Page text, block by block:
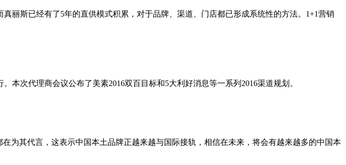
丽斯已经有了5年的直供模式积累，对于品牌、渠道、门店都已形成系统性的方法。1+1营销
本次代理商会议公布了美素2016双百目标和5大利好消息等一系列2016渠道规划。
为其代言，这表示中国本土品牌正越来越与国际接轨，相信在未来，将会有越来越多的中国本